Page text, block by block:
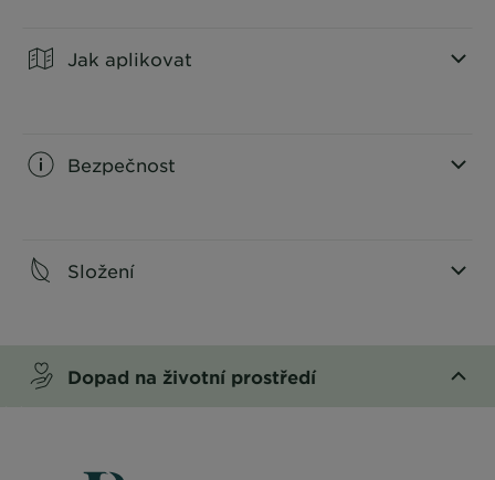
Jak aplikovat
Bezpečnost
Složení
Dopad na životní prostředí